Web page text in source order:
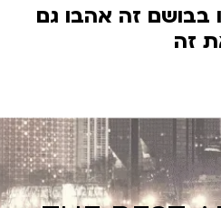
בבושם זה אהבו גם
זה